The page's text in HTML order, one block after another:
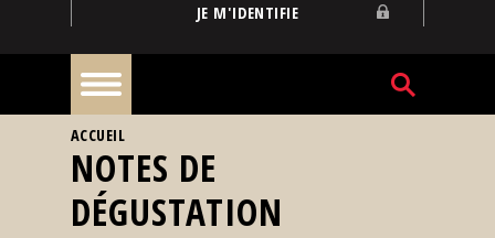
JE M'IDENTIFIE
À
la
une
VOUS ÊTES ICI
ACCUEIL
NOTES DE
DÉGUSTATION